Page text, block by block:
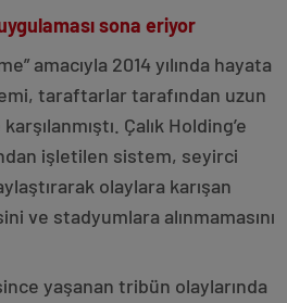
sona eriyor
amacıyla 2014 yılında hayata
taraftarlar tarafından uzun
Çalık Holding’e
işletilen sistem, seyirci
olaylara karışan
ve stadyumlara alınmamasını
yaşanan tribün olaylarında